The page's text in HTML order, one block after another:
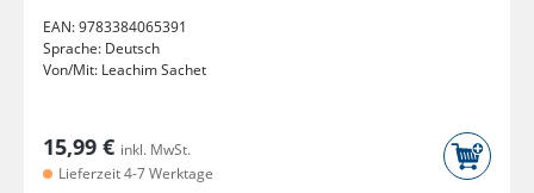
EAN:9783384065391
Sprache: Deutsch
Von/Mit: Leachim Sachet
15,99 € inkl. MwSt.
Lieferzeit 4-7 Werktage